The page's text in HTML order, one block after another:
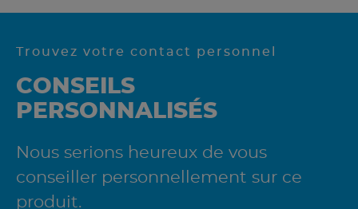
Trouvez votre contact personnel
CONSEILS
PERSONNALISÉS
Nous serions heureux de vous
conseiller personnellement sur ce
produit.